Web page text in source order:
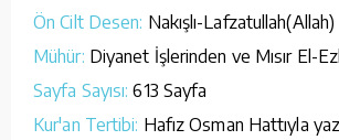
Ön Cilt Desen: Nakışlı-Lafzatullah(Allah)
Mühür: Diyanet İşlerinden ve Mısır El-
Sayfa Sayısı: 613 Sayfa
Kur'an Tertibi: Hafız Osman Hattıyla